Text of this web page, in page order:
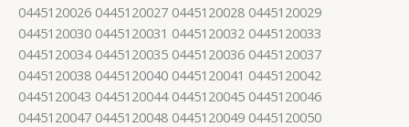
0445120026 0445120027 0445120028 0445120029
0445120030 0445120031 0445120032 0445120033
0445120034 0445120035 0445120036 0445120037
0445120038 0445120040 0445120041 0445120042
0445120043 0445120044 0445120045 0445120046
0445120047 0445120048 0445120049 0445120050